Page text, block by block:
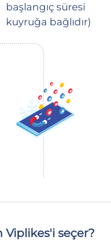
başlangıç süresi
kuyruğa bağlıdır)
seçer?